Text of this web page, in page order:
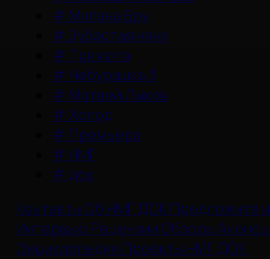
# Милана Бру
#Зубастая няня
# Три кота
# Чебурашка 3
# Матвей Лыков
#Холод
# Премьера
# НМГ
# док
Контакты Об НМГ ДОКПредложите
Интервью Рецензии ОбзорыАнонсы
Энциклопедия Проекты НМГ ДОК